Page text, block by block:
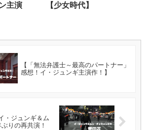
主演
【少女時代】
【「無法弁護士～最高のパートナー」
感想！イ・ジュンギ主演作！】
・ジュンギ＆ム
りの再共演！